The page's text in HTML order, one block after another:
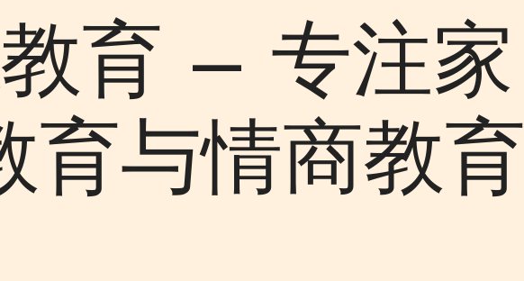
育 – 专注家
育与情商教育